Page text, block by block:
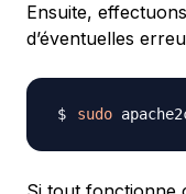
Ensuite,
d’éventuelles
sudo